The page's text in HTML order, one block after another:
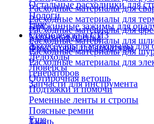
Расходные материалы для
Расходные материалы для
Расходные материалы для
Расходные материалы для
Расходные материалы для
Расходные материалы для
генераторов
Запчасти для инструмента
Остальные расходники для
Пологи
Пружинные зажимы для
Укрывная пленка
Фиксаторы для арматуры
Еще
Спецодежда и СИЗ
Аксессуары и материалы для
Ледоходы
Люверсы
Обтирочная ветошь
Подтяжки и помочи
Ременные ленты и стропы
Поясные ремни
Ткань
Еще